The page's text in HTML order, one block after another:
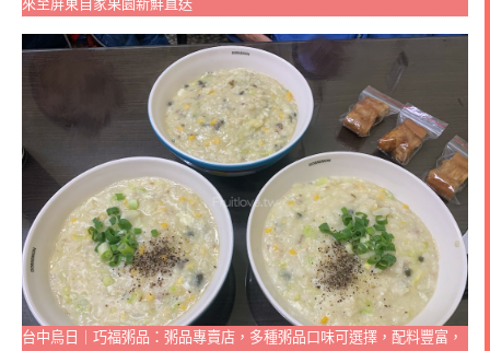
來至屏東自家果園新鮮直送
台中烏日｜巧福粥品：粥品專賣店，多種粥品口味可選擇，配料豐富，